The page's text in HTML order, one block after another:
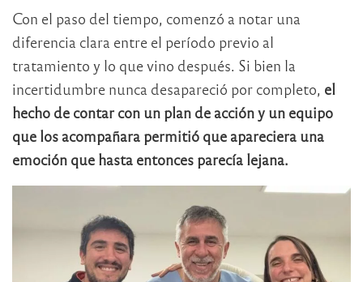
Con el paso del tiempo, comenzó a notar una
diferencia clara entre el período previo al
tratamiento y lo que vino después. Si bien la
incertidumbre nunca desapareció por completo, el
hecho de contar con un plan de acción y un equipo
que los acompañara permitió que apareciera una
emoción que hasta entonces parecía lejana.